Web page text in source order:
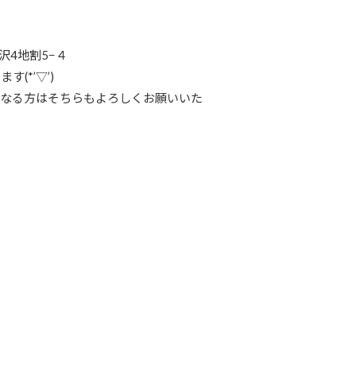
4地割5−４
す(*’▽’)
る方はそちらもよろしくお願いいた